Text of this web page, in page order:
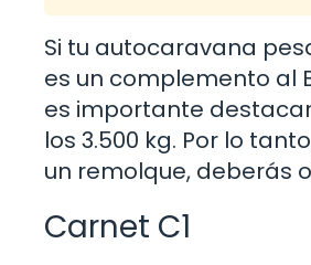
Si tu autocaravana
es un complemento al
es importante
los 3.500 kg. Por lo
un remolque, deberás
Carnet C1